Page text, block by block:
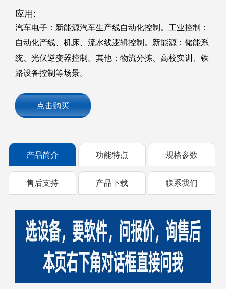
应用:
汽车电子：新能源汽车生产线自动化控制。工业控制：
自动化产线、机床、流水线逻辑控制。新能源：储能系
统、光伏逆变器控制。其他：物流分拣、高校实训、铁
路设备控制等场景。
点击购买
产品简介 功能特点 规格参数
售后支持 产品下载 联系我们